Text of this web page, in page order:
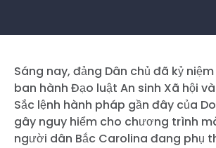
Sáng nay, đảng Dân chủ đã kỷ
ban hành Đạo luật An sinh Xã hội và
Sắc lệnh hành pháp gần đây của
gây nguy hiểm cho chương trình
người dân Bắc Carolina đang phụ